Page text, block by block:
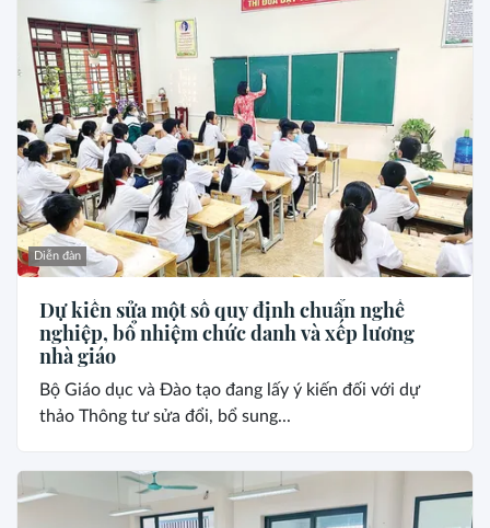
Diễn đàn
Dự kiến sửa một số quy định chuẩn nghề
nghiệp, bổ nhiệm chức danh và xếp lương
nhà giáo
Bộ Giáo dục và Đào tạo đang lấy ý kiến đối với dự
thảo Thông tư sửa đổi, bổ sung...